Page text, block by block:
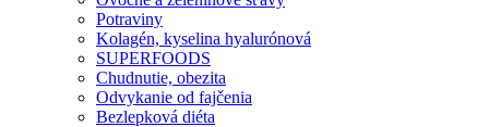
Potraviny
Kolagén, kyselina hyalurónová
SUPERFOODS
Chudnutie, obezita
Odvykanie od fajčenia
Bezlepková diéta